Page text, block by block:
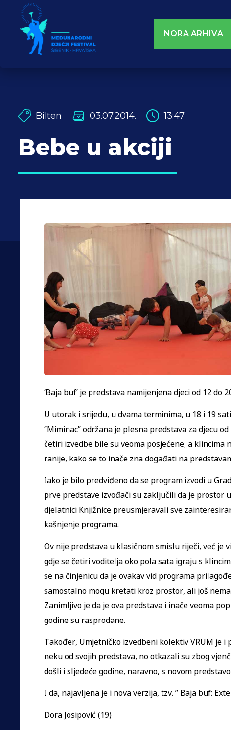
NORA ARHIVA
Bilten 03.07.2014. 13:47
Bebe u akciji
‘Baja buf’ je predstava namijenjena djeci od 12 do
U utorak i srijedu, u dvama terminima, u 18 i 19
“Miminac” održana je plesna predstava za djecu od
četiri izvedbe bile su veoma posjećene, a klincima
ranije, kako se to inače zna događati na
Iako je bilo predviđeno da se program izvodi u
prve predstave izvođači su zaključili da je prostor
djelatnici Knjižnice preusmjeravali sve
kašnjenje programa.
Ov nije predstava u klasičnom smislu riječi, već je
gdje se četiri voditelja oko pola sata igraju s
se na činjenicu da je ovakav vid programa
samostalno mogu kretati kroz prostor, ali još
Zanimljivo je da je ova predstava i inače veoma
godine su rasprodane.
Također, Umjetničko izvedbeni kolektiv VRUM je i
neku od svojih predstava, no otkazali su zbog
došli i sljedeće godine, naravno, s novom
I da, najavljena je i nova verzija, tzv. ” Baja buf:
Dora Josipović (19)